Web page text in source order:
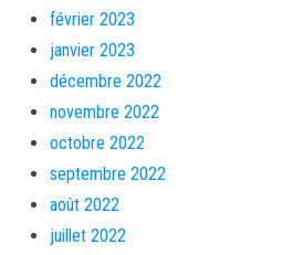
février 2023
janvier 2023
décembre 2022
novembre 2022
octobre 2022
septembre 2022
août 2022
juillet 2022